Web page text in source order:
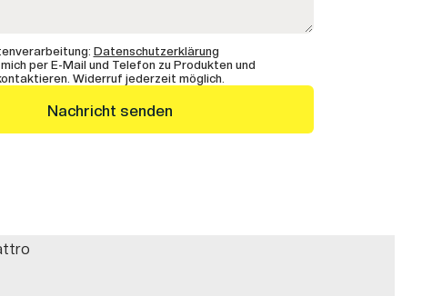
Datenschutzerklärung
per E-Mail und Telefon zu Produkten und
Widerruf jederzeit möglich.
Nachricht senden